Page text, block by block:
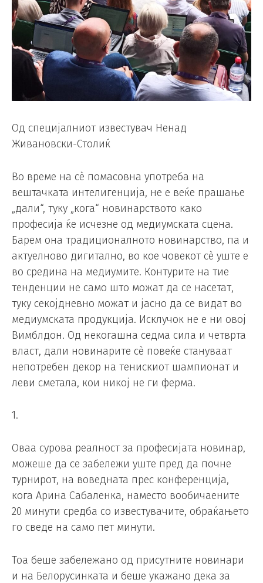
Од специјалниот известувач Ненад
Живановски-Столиќ
Во време на сè помасовна употреба на
вештачката интелигенција, не е веќе прашање
„дали“, туку „кога“ новинарството како
професија ќе исчезне од медиумската сцена.
Барем она традиционалното новинарство, па и
актуелново дигитално, во кое човекот сè уште е
во средина на медиумите. Контурите на тие
тенденции не само што можат да се насетат,
туку секојдневно можат и јасно да се видат во
медиумската продукција. Исклучок не е ни овој
Вимблдон. Од некогашна седма сила и четврта
власт, дали новинарите сè повеќе стануваат
непотребен декор на тенискиот шампионат и
леви сметала, кои никој не ги ферма.
1.
Оваа сурова реалност за професијата новинар,
можеше да се забележи уште пред да почне
турнирот, на воведната прес конференција,
кога Арина Сабаленка, наместо вообичаените
20 минути средба со известувачите, обраќањето
го сведе на само пет минути.
Тоа беше забележано од присутните новинари
и на Белорусинката и беше укажано дека за